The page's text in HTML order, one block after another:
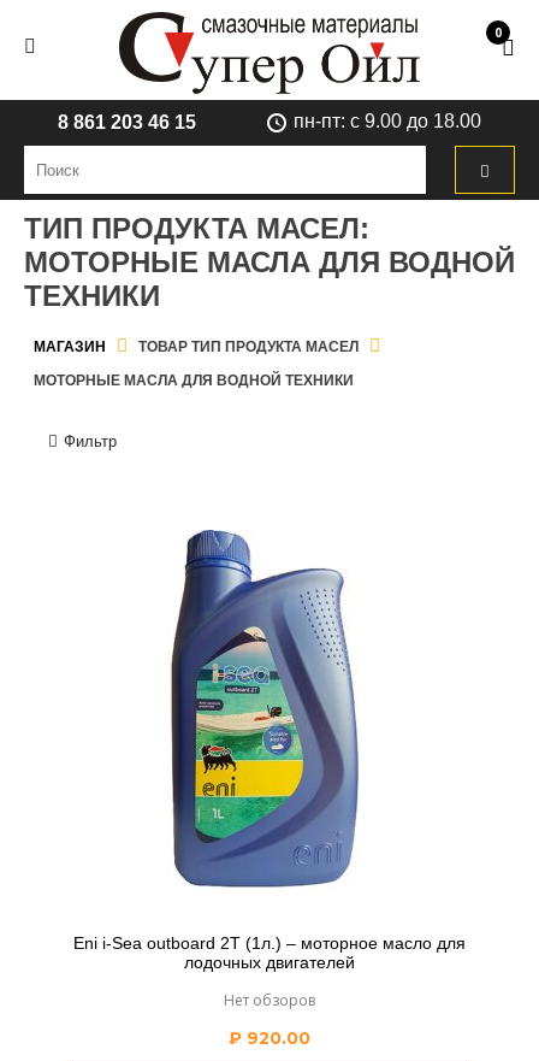
0
8 861 203 46 15 пн-пт: с 9.00 до 18.00
ТИП ПРОДУКТА МАСЕЛ:
МОТОРНЫЕ МАСЛА ДЛЯ ВОДНОЙ
ТЕХНИКИ
МАГАЗИН
ТОВАР ТИП ПРОДУКТА МАСЕЛ
МОТОРНЫЕ МАСЛА ДЛЯ ВОДНОЙ ТЕХНИКИ
Фильтр
Eni i-Sea outboard 2T (1л.) – моторное масло для
лодочных двигателей
Нет обзоров
₽ 920.00